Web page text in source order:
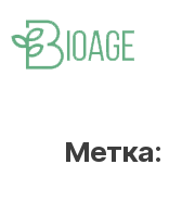
Метка: